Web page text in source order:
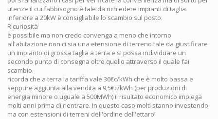
utenze il cui fabbisogno è tale da richiedere impianti di taglia
inferiore a 20kW è consigliabile lo scambio sul posto.
R:curiosità
è possibile ma non credo convenga a meno che intorno
all'abitazione non ci sia una etensione di terreno tale da giustificare
un impianto di grossa taglia a terra e si possa individuare un
secondo punto di consegna oltre quello attraverso il quale fai
scambio.
ricorda che a terra la tariffa vale 36€c/kWh che è molto bassa e
seppure aggiunta alla vendita a 9,5€c/kWh (per produzioni di
energia minore o uguale a 500MWh) il risultato economico impiega
molti anni prima di rientrare. In questo caso molti stanno investendo
ma con estensioni di terreni dell'ordine dell'ettaro!